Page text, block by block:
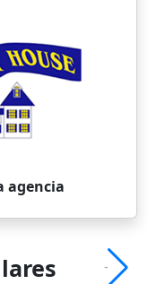
agencia